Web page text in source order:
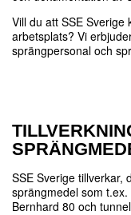
Vill du att SSE
arbetsplats? Vi
sprängpersonal och
SSE Sverige tillverkar,
sprängmedel som
Bernhard 80 och